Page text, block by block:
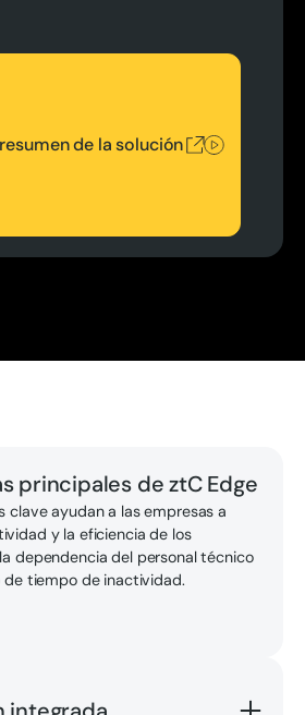
de la solución
de la solución
principales de ztC Edge
clave ayudan a las empresas a
y la eficiencia de los
dependencia del personal técnico
de tiempo de inactividad.